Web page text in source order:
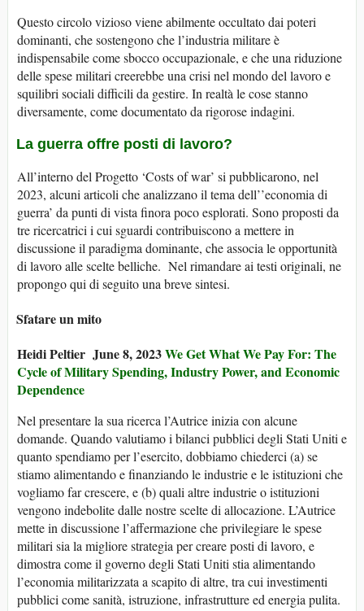
Questo circolo vizioso viene abilmente occultato dai poteri
dominanti, che sostengono che l’industria militare è
indispensabile come sbocco occupazionale, e che una riduzione
delle spese militari creerebbe una crisi nel mondo del lavoro e
squilibri sociali difficili da gestire. In realtà le cose stanno
diversamente, come documentato da rigorose indagini.
La guerra offre posti di lavoro?
All’interno del Progetto ‘Costs of war’ si pubblicarono, nel
2023, alcuni articoli che analizzano il tema dell’’economia di
guerra’ da punti di vista finora poco esplorati. Sono proposti da
tre ricercatrici i cui sguardi contribuiscono a mettere in
discussione il paradigma dominante, che associa le opportunità
di lavoro alle scelte belliche. Nel rimandare ai testi originali, ne
propongo qui di seguito una breve sintesi.
Sfatare un mito
Heidi Peltier June 8, 2023We Get What We Pay For: The
Cycle of Military Spending, Industry Power, and Economic
Dependence
Nel presentare la sua ricerca l’Autrice inizia con alcune
domande. Quando valutiamo i bilanci pubblici degli Stati Uniti e
quanto spendiamo per l’esercito, dobbiamo chiederci (a) se
stiamo alimentando e finanziando le industrie e le istituzioni che
vogliamo far crescere, e (b) quali altre industrie o istituzioni
vengono indebolite dalle nostre scelte di allocazione. L’Autrice
mette in discussione l’affermazione che privilegiare le spese
militari sia la migliore strategia per creare posti di lavoro, e
dimostra come il governo degli Stati Uniti stia alimentando
l’economia militarizzata a scapito di altre, tra cui investimenti
pubblici come sanità, istruzione, infrastrutture ed energia pulita.